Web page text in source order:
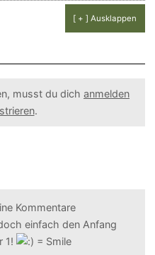
[ + ] Ausklappen
musst du dich anmelden
.
Kommentare
einfach den Anfang
1!